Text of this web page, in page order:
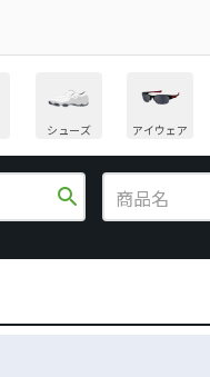
シューズ アイウェア
search